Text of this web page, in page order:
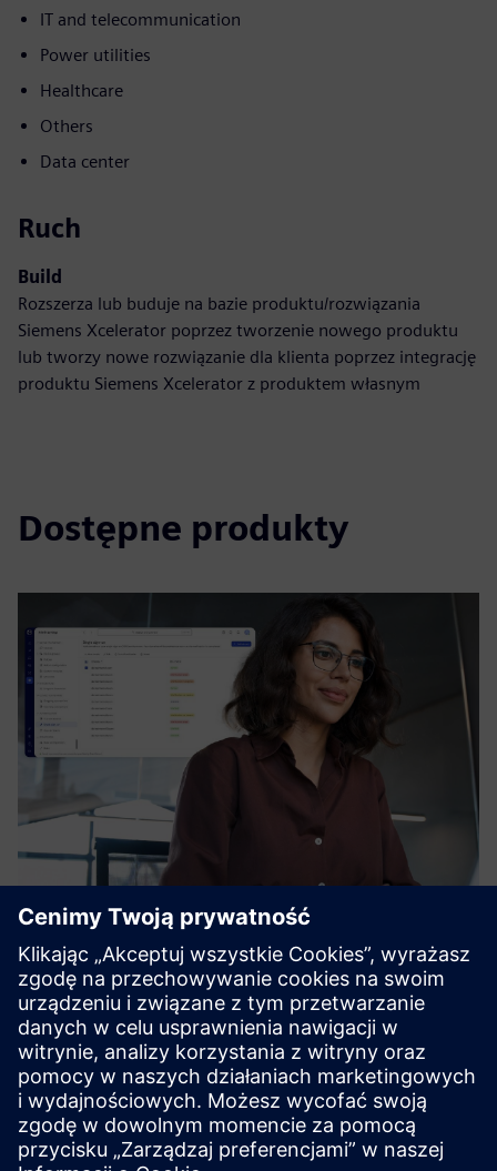
IT and telecommunication
Power utilities
Healthcare
Others
Data center
Ruch
Build
Rozszerza lub buduje na bazie produktu/rozwiązania
Siemens Xcelerator poprzez tworzenie nowego produktu
lub tworzy nowe rozwiązanie dla klienta poprzez integrację
produktu Siemens Xcelerator z produktem własnym
Dostępne produkty
TeamViewer Tensor
TeamViewer Tensor, the remote connectivity platform
unifies enterprise-grade security, high performance, and
deep integrations into one solution for full remote
oversight of IT and OT environments.
Dowiedz się więcej